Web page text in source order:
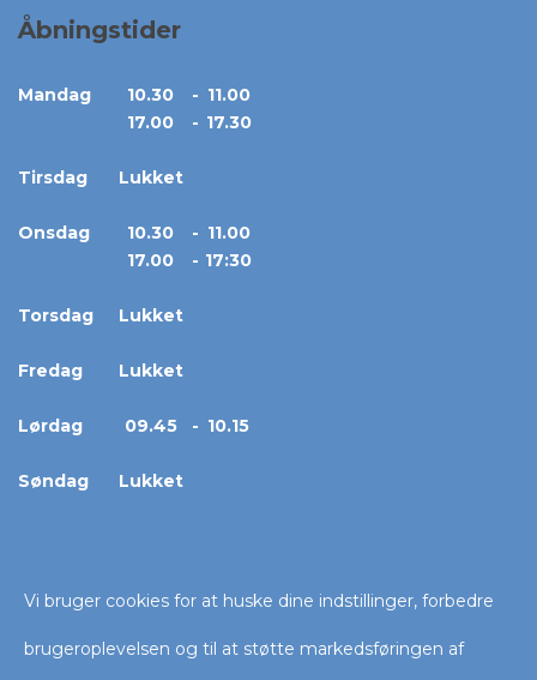
Åbningstider
Mandag
10.30
17.00
-
-
11.00
17.30
Tirsdag Lukket
Onsdag
10.30
17.00
-
-
11.00
17:30
Torsdag Lukket
Fredag Lukket
Lørdag 09.45 - 10.15
Søndag Lukket
Vi bruger cookies for at huske dine indstillinger, forbedre
brugeroplevelsen og til at støtte markedsføringen af